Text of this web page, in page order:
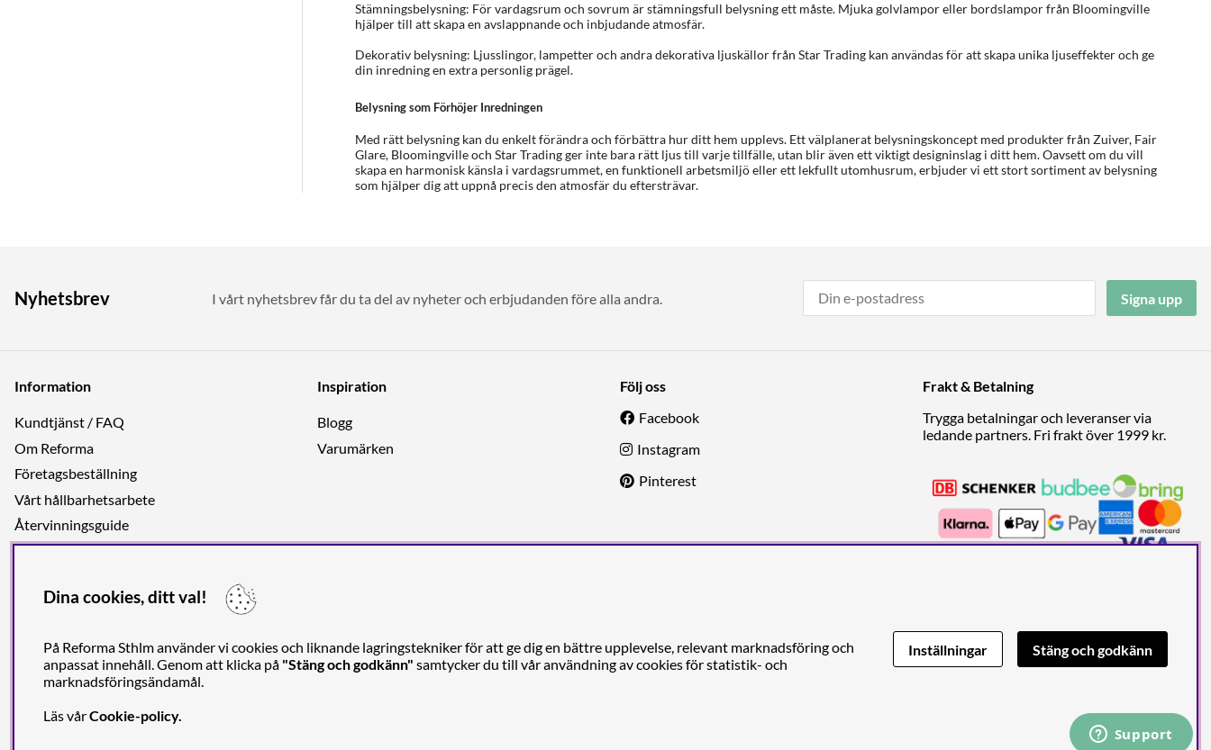
Stämningsbelysning: För vardagsrum och sovrum är stämningsfull belysning ett måste. Mjuka golvlampor eller bordslampor från Bloomingville
hjälper till att skapa en avslappnande och inbjudande atmosfär.
Dekorativ belysning: Ljusslingor, lampetter och andra dekorativa ljuskällor från Star Trading kan användas för att skapa unika ljuseffekter och ge
din inredning en extra personlig prägel.
Belysning som Förhöjer Inredningen
Med rätt belysning kan du enkelt förändra och förbättra hur ditt hem upplevs. Ett välplanerat belysningskoncept med produkter från Zuiver, Fair
Glare, Bloomingville och Star Trading ger inte bara rätt ljus till varje tillfälle, utan blir även ett viktigt designinslag i ditt hem. Oavsett om du vill
skapa en harmonisk känsla i vardagsrummet, en funktionell arbetsmiljö eller ett lekfullt utomhusrum, erbjuder vi ett stort sortiment av belysning
som hjälper dig att uppnå precis den atmosfär du eftersträvar.
Nyhetsbrev I vårt nyhetsbrev får du ta del av nyheter och erbjudanden före alla andra. Signa upp
Information
Kundtjänst / FAQ
Om Reforma
Företagsbeställning
Vårt hållbarhetsarbete
Återvinningsguide
Integritetspolicy
Inspiration
Blogg
Varumärken
Följ oss
Facebook
Instagram
Pinterest
Frakt & Betalning
Trygga betalningar och leveranser via
ledande partners. Fri frakt över 1999 kr.
Dina cookies, ditt val!
På Reforma Sthlm använder vi cookies och liknande lagringstekniker för att ge dig en bättre upplevelse, relevant marknadsföring och
anpassat innehåll. Genom att klicka på "Stäng och godkänn" samtycker du till vår användning av cookies för statistik- och
marknadsföringsändamål.
Läs vårCookie-policy.
Inställningar Stäng och godkänn